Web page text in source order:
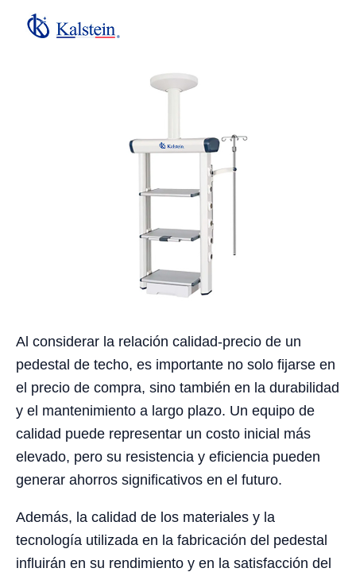
Al considerar la relación calidad-precio de un
pedestal de techo, es importante no solo fijarse en
el precio de compra, sino también en la durabilidad
y el mantenimiento a largo plazo. Un equipo de
calidad puede representar un costo inicial más
elevado, pero su resistencia y eficiencia pueden
generar ahorros significativos en el futuro.
Además, la calidad de los materiales y la
tecnología utilizada en la fabricación del pedestal
influirán en su rendimiento y en la satisfacción del